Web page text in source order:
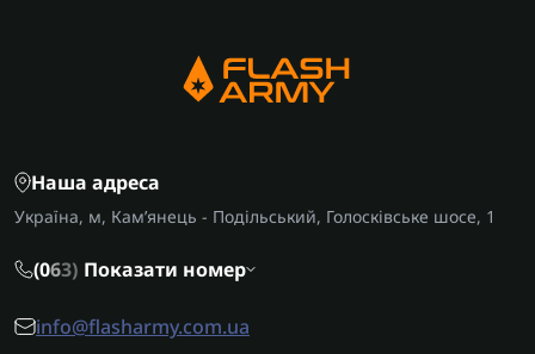
Наша адреса
Україна, м, Кам’янець - Подільський, Голосківське шосе, 1
(063) Показати номер
info@flasharmy.com.ua